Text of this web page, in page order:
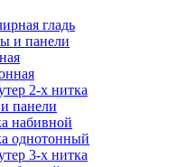
гладь
и панели
2-х нитка
панели
набивной
однотонный
3-х нитка